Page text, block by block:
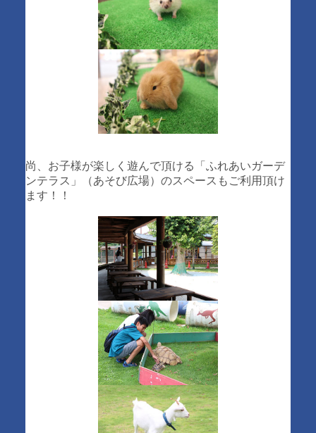
尚、お子様が楽しく遊んで頂ける「ふれあいガーデ
ンテラス」（あそび広場）のスペースもご利用頂け
ます！！